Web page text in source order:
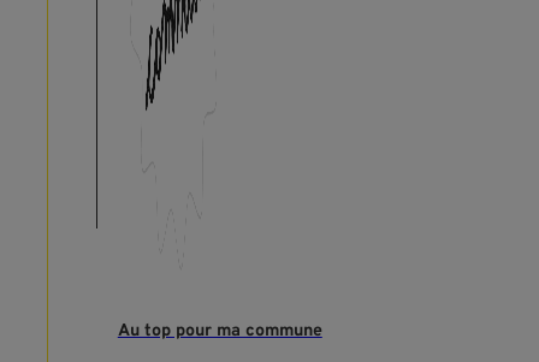
Au top pour ma commune